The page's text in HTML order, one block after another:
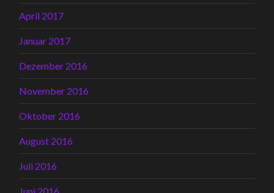
April 2017
Januar 2017
Dezember 2016
November 2016
Oktober 2016
August 2016
Juli 2016